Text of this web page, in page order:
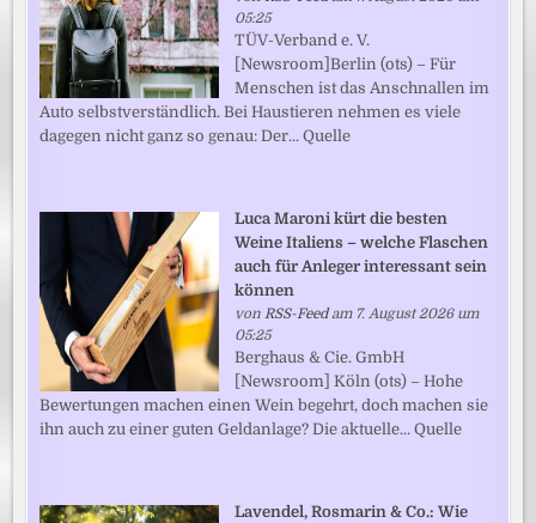
05:25
TÜV-Verband e. V.
[Newsroom]Berlin (ots) – Für
Menschen ist das Anschnallen im
Auto selbstverständlich. Bei Haustieren nehmen es viele
dagegen nicht ganz so genau: Der... Quelle
Luca Maroni kürt die besten
Weine Italiens – welche Flaschen
auch für Anleger interessant sein
können
vonRSS-Feedam 7. August 2026 um
05:25
Berghaus & Cie. GmbH
[Newsroom] Köln (ots) – Hohe
Bewertungen machen einen Wein begehrt, doch machen sie
ihn auch zu einer guten Geldanlage? Die aktuelle... Quelle
Lavendel, Rosmarin & Co.: Wie